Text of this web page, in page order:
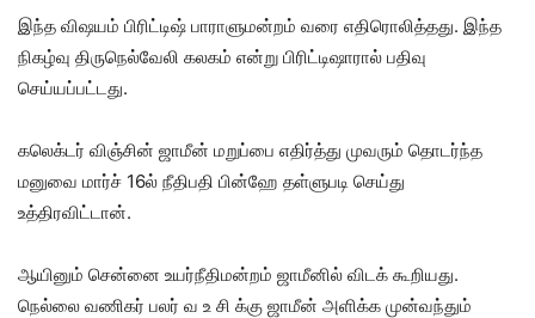
இந்த விஷயம் பிரிட்டிஷ் பாராளுமன்றம் வரை எதிரொலித்தது. இந்த
நிகழ்வு திருநெல்வேலி கலகம் என்று பிரிட்டிஷாரால் பதிவு
செய்யப்பட்டது.
கலெக்டர் விஞ்சின் ஜாமீன் மறுப்பை எதிர்த்து முவரும் தொடர்ந்த
மனுவை மார்ச் 16ல் நீதிபதி பின்ஹே தள்ளுபடி செய்து
உத்திரவிட்டான்.
ஆயினும் சென்னை உயர்நீதிமன்றம் ஜாமீனில் விடக் கூறியது.
நெல்லை வணிகர் பலர் வ உ சி க்கு ஜாமீன் அளிக்க முன்வந்தும்